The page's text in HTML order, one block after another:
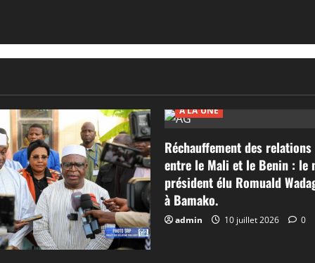
A LA UNE
Réchauffement des
entre le Mali et le Benin : le
président élu Romuald
à Bamako.
admin 10 juillet 2026 0